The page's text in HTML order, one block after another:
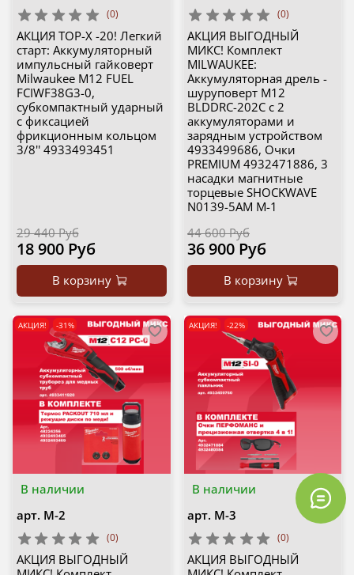
(0)
АКЦИЯ TOP-X -20! Легкий
старт: Аккумуляторный
импульсный гайковерт
Milwaukee M12 FUEL
FCIWF38G3-0,
субкомпактный ударный
с фиксацией
фрикционным кольцом
3/8'' 4933493451
29 440 Руб
18 900 Руб
В корзину
(0)
АКЦИЯ ВЫГОДНЫЙ
МИКС! Комплект
MILWAUKEE:
Аккумуляторная дрель -
шуруповерт M12
BLDDRC-202C с 2
аккумуляторами и
зарядным устройством
4933499686, Очки
PREMIUM 4932471886, 3
насадки магнитные
торцевые SHOCKWAVE
N0139-5AM M-1
44 600 Руб
36 900 Руб
В корзину
В наличии
АКЦИЯ! -31%
арт. M-2
(0)
АКЦИЯ ВЫГОДНЫЙ
В наличии
АКЦИЯ! -22%
арт. M-3
(0)
АКЦИЯ ВЫГОДНЫЙ